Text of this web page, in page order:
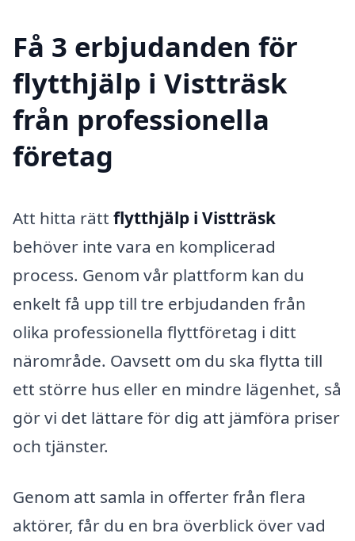
Få 3 erbjudanden för
flytthjälp i Vistträsk
från professionella
företag
Att hitta rätt flytthjälp i Vistträsk
behöver inte vara en komplicerad
process. Genom vår plattform kan du
enkelt få upp till tre erbjudanden från
olika professionella flyttföretag i ditt
närområde. Oavsett om du ska flytta till
ett större hus eller en mindre lägenhet, så
gör vi det lättare för dig att jämföra priser
och tjänster.
Genom att samla in offerter från flera
aktörer, får du en bra överblick över vad